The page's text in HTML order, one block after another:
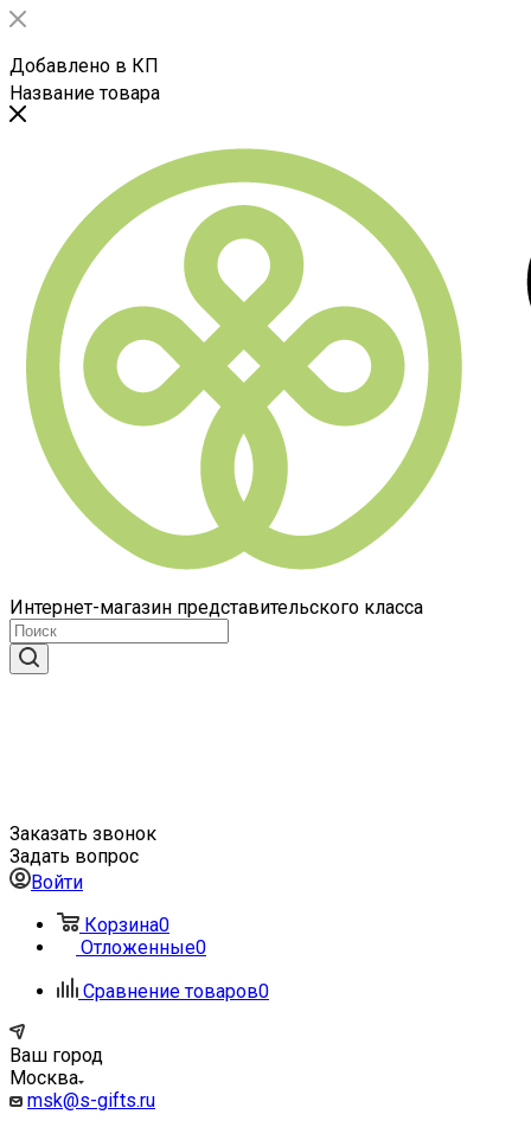
Добавлено в КП
Название товара
Интернет-магазин представительского класса
Заказать звонок
Задать вопрос
Войти
Корзина0
Отложенные0
Сравнение товаров0
Ваш город
Москва
msk@s-gifts.ru